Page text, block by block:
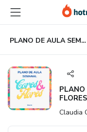
para
conteúdo
principal
para
pagamento
para
rodapé
PLANO DE AULA SEMANAL - CORES E FLORES
PLANO
FLORES
Claudia